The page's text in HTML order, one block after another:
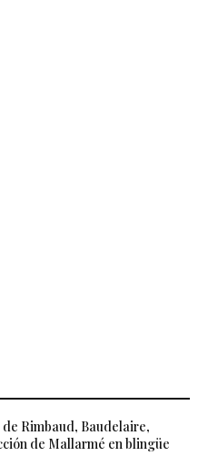
Rimbaud, Baudelaire,
de Mallarmé en blingüe